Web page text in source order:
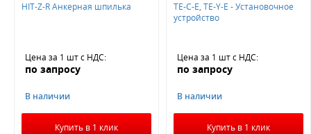
HIT-Z-R Анкерная шпилька
Цена за 1 штс НДС:
по запросу
В наличии
Купить в 1 клик
TE-C-E, TE-Y-E - Установочное
устройство
Цена за 1 штс НДС:
по запросу
В наличии
Купить в 1 клик